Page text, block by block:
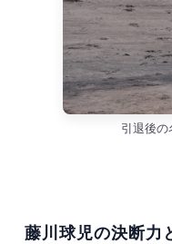
引退後の
藤川球児の決断